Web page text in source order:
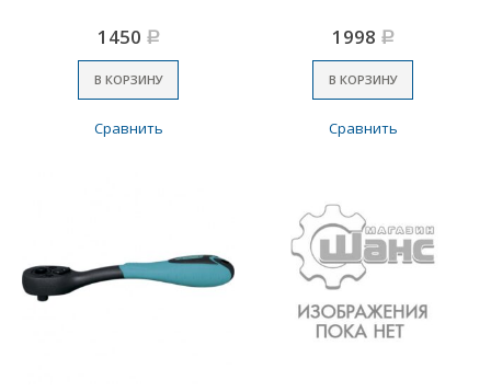
1450 Р
В КОРЗИНУ
Сравнить
1998 Р
В КОРЗИНУ
Сравнить